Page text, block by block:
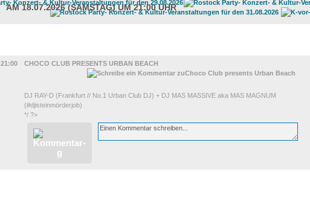
AM 18.07.2026 (SAMSTAG) UM 21:00 UHR
21:00
CHOCO CLUB PRESENTS URBAN BEACH
DJ RAY-D (Frankfurt // No.1 Urban Club DJ) + DJ MAS MASSIVE aka MAS MAGNUM
(#djisteinmörderjob)
*/ ?>